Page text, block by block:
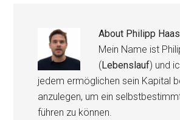
About Philipp Haas
Mein Name ist
(Lebenslauf) und
jedem ermöglichen sein Kapital
anzulegen, um ein
führen zu können.